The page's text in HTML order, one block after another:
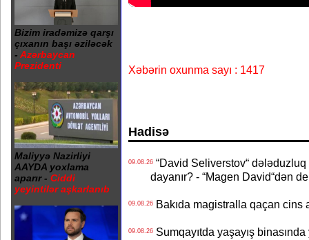
Bizim iradəmizə qarşı
çıxanın başı əziləcək
- Azərbaycan
Prezidenti
Maliyyə Nazirliyi
AAYDA yoxlama
aparır - Ciddi
yeyintilər aşkarlanıb
Xəbərin oxunma sayı : 1417
Hadisə
09.08.26“David Seliverstov“
dayanır? - “Magen David“dən
09.08.26Bakıda magistralla qaçan cins
09.08.26Sumqayıtda yaşayış